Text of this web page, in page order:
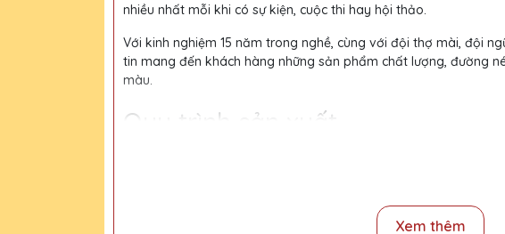
nhiều nhất mỗi khi có sự kiện, cuộc thi hay hội thảo.
Với kinh nghiệm 15 năm trong nghề, cùng với đội thợ mài, đội
tin mang đến khách hàng những sản phẩm chất lượng, đường
màu.
Quy trình sản xuất
Xem thêm